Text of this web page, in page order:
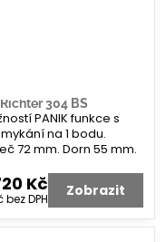
304 BS
PANIK funkce s
na 1 bodu.
72 mm. Dorn 55 mm.
Kč
bez DPH Zobrazit